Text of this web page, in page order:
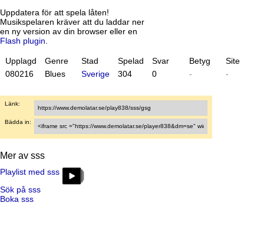
Uppdatera för att spela låten!
Musikspelaren kräver att du laddar ner
en ny version av din browser eller en
Flash plugin
Upplagd Genre Stad Spelad Svar Betyg
Site
080216 Blues Sverige 304 0 - -
Länk:
Bädda in:
Mer av sss
Playlist med sss
Sök på sss
Boka sss